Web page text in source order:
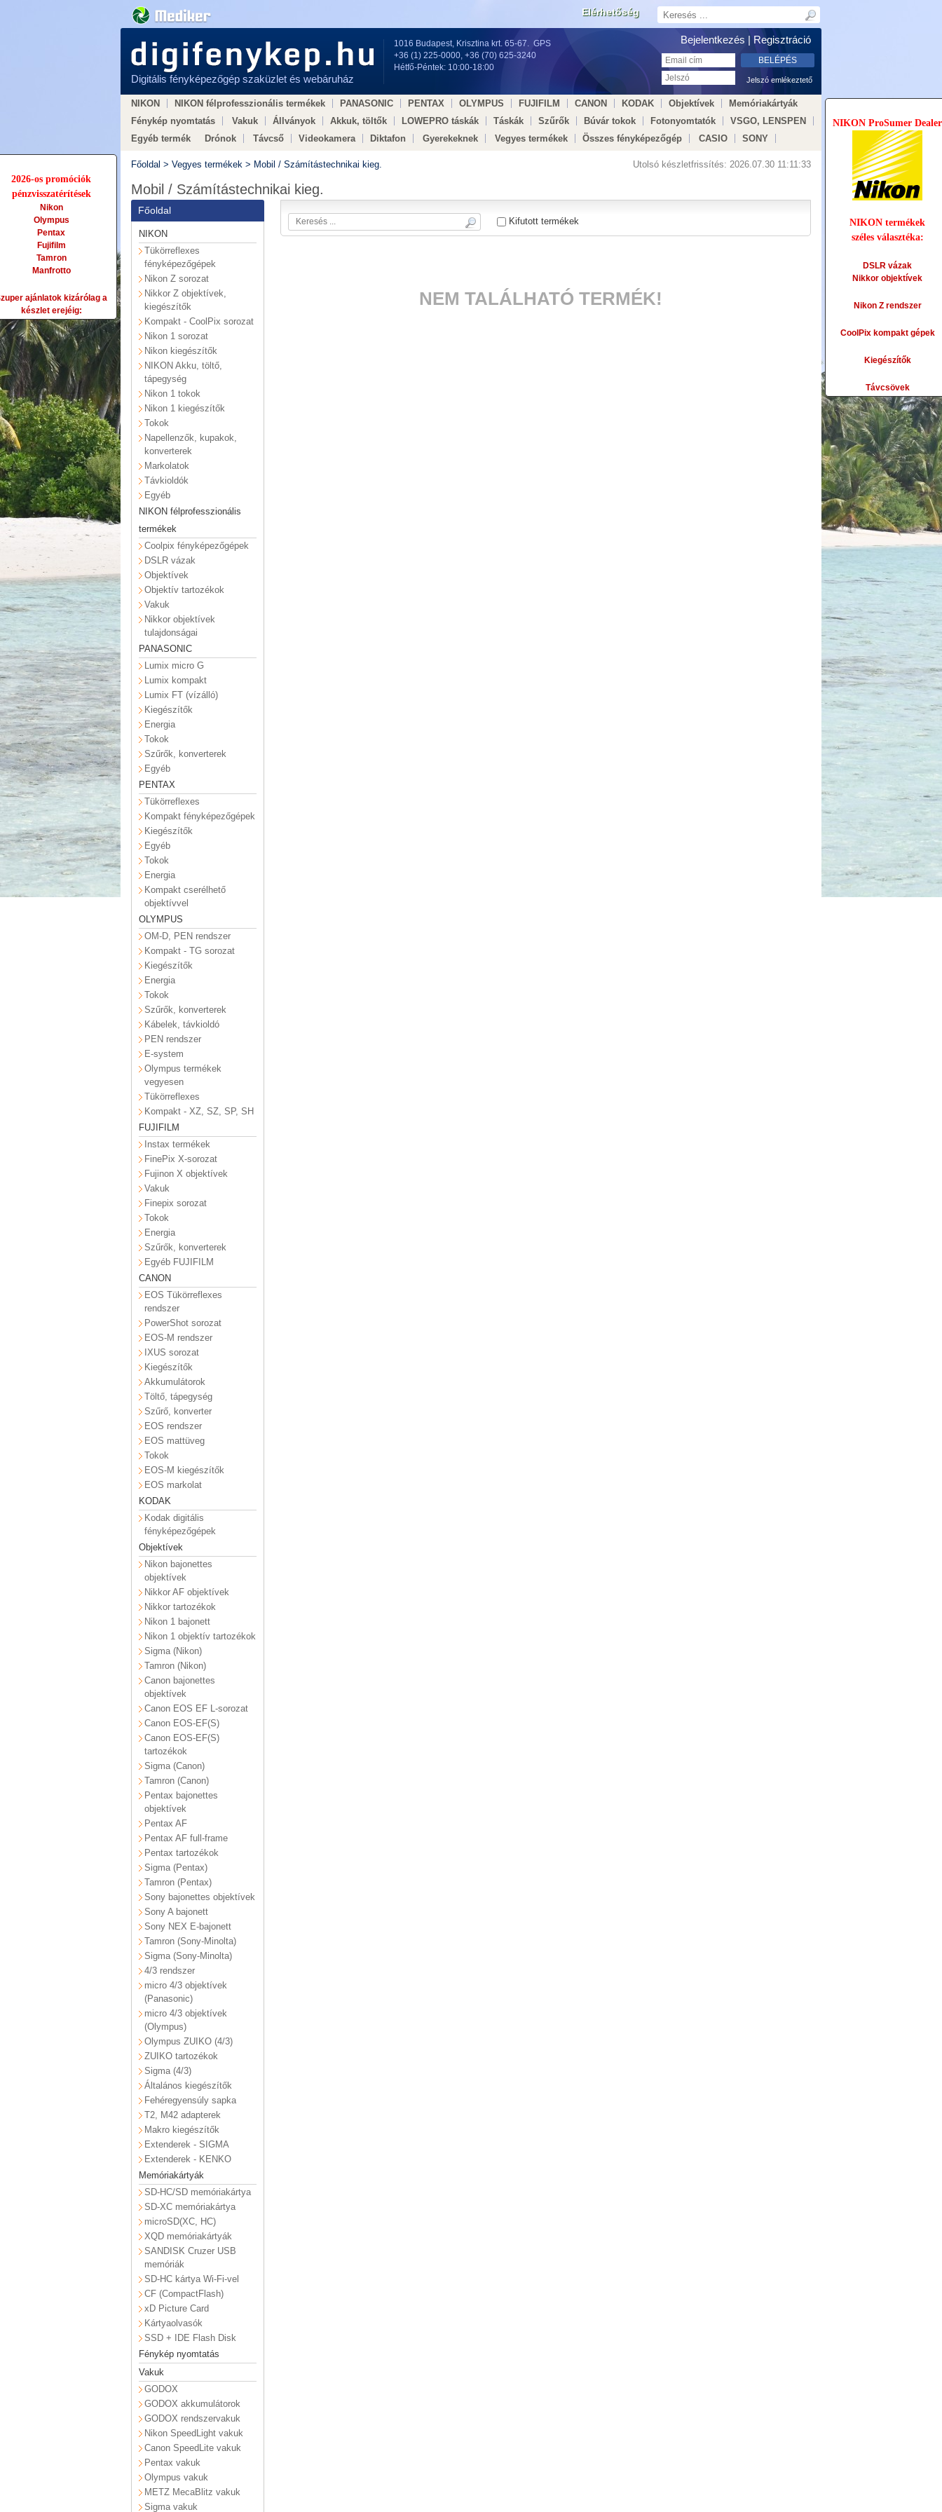
Elérhetőség
Digitális fényképezőgép szaküzlet és webáruház
1016 Budapest, Krisztina krt. 65-67. GPS
+36 (1) 225-0000, +36 (70) 625-3240
Hétfő-Péntek: 10:00-18:00
NIKON ProSumer Dealer
NIKON termékek
széles választéka:
DSLR vázak
Nikkor objektívek
Nikon Z rendszer
CoolPix kompakt gépek
Kiegészítők
Távcsövek
2026-os promóciók
pénzvisszatérítések
Nikon
Olympus
Pentax
Fujifilm
Tamron
Manfrotto
ajánlatok kizárólag a
készlet erejéig:
Bejelentkezés |Regisztráció
Jelszó emlékeztető
NIKON NIKON félprofesszionális termékek PANASONIC PENTAX OLYMPUS FUJIFILM CANON KODAK Objektívek
Memóriakártyák
Fénykép nyomtatás
Vakuk Állványok Akkuk, töltők LOWEPRO táskák Táskák Szűrők Búvár tokok Fotonyomtatók
VSGO, LENSPEN
Egyéb termék
Drónok Távcső Videokamera Diktafon Gyerekeknek Vegyes termékek Összes fényképezőgép CASIO
SONY
Főoldal > Vegyes termékek > Mobil / Számítástechnikai kieg. Utolsó készletfrissítés: 2026.07.30 11:11:33
Mobil / Számítástechnikai kieg.
Főoldal
NIKON
Tükörreflexes
fényképezőgépek
Nikon Z sorozat
Nikkor Z objektívek,
kiegészítők
Kompakt - CoolPix sorozat
Nikon 1 sorozat
Nikon kiegészítők
NIKON Akku, töltő,
tápegység
Nikon 1 tokok
Nikon 1 kiegészítők
Tokok
Napellenzők, kupakok,
konverterek
Markolatok
Távkioldók
Egyéb
NIKON félprofesszionális
termékek
Coolpix fényképezőgépek
DSLR vázak
Objektívek
Objektív tartozékok
Vakuk
Nikkor objektívek
tulajdonságai
PANASONIC
Lumix micro G
Lumix kompakt
Lumix FT (vízálló)
Kiegészítők
Energia
Tokok
Szűrők, konverterek
Egyéb
PENTAX
Tükörreflexes
Kompakt fényképezőgépek
Kiegészítők
Egyéb
Tokok
Energia
Kompakt cserélhető
objektívvel
OLYMPUS
OM-D, PEN rendszer
Kompakt - TG sorozat
Kiegészítők
Energia
Tokok
Szűrők, konverterek
Kábelek, távkioldó
PEN rendszer
E-system
Olympus termékek
vegyesen
Tükörreflexes
Kompakt - XZ, SZ, SP, SH
FUJIFILM
Instax termékek
FinePix X-sorozat
Fujinon X objektívek
Vakuk
Finepix sorozat
Tokok
Energia
Szűrők, konverterek
Egyéb FUJIFILM
CANON
EOS Tükörreflexes
rendszer
PowerShot sorozat
EOS-M rendszer
IXUS sorozat
Kiegészítők
Akkumulátorok
Töltő, tápegység
Szűrő, konverter
EOS rendszer
EOS mattüveg
Tokok
EOS-M kiegészítők
EOS markolat
KODAK
Kodak digitális
fényképezőgépek
Objektívek
Nikon bajonettes
objektívek
Nikkor AF objektívek
Nikkor tartozékok
Nikon 1 bajonett
Nikon 1 objektív tartozékok
Sigma (Nikon)
Tamron (Nikon)
Canon bajonettes
objektívek
Canon EOS EF L-sorozat
Canon EOS-EF(S)
Canon EOS-EF(S)
tartozékok
Sigma (Canon)
Tamron (Canon)
Pentax bajonettes
objektívek
Pentax AF
Pentax AF full-frame
Pentax tartozékok
Sigma (Pentax)
Tamron (Pentax)
Sony bajonettes objektívek
Sony A bajonett
Sony NEX E-bajonett
Tamron (Sony-Minolta)
Sigma (Sony-Minolta)
4/3 rendszer
micro 4/3 objektívek
(Panasonic)
micro 4/3 objektívek
(Olympus)
Olympus ZUIKO (4/3)
ZUIKO tartozékok
Sigma (4/3)
Általános kiegészítők
Fehéregyensúly sapka
T2, M42 adapterek
Makro kiegészítők
Extenderek - SIGMA
Extenderek - KENKO
Memóriakártyák
SD-HC/SD memóriakártya
SD-XC memóriakártya
microSD(XC, HC)
XQD memóriakártyák
SANDISK Cruzer USB
memóriák
SD-HC kártya Wi-Fi-vel
CF (CompactFlash)
xD Picture Card
Kártyaolvasók
SSD + IDE Flash Disk
Fénykép nyomtatás
Vakuk
GODOX
GODOX akkumulátorok
GODOX rendszervakuk
Nikon SpeedLight vakuk
Canon SpeedLite vakuk
Pentax vakuk
Olympus vakuk
METZ MecaBlitz vakuk
Sigma vakuk
Kifutott termékek
NEM TALÁLHATÓ TERMÉK!